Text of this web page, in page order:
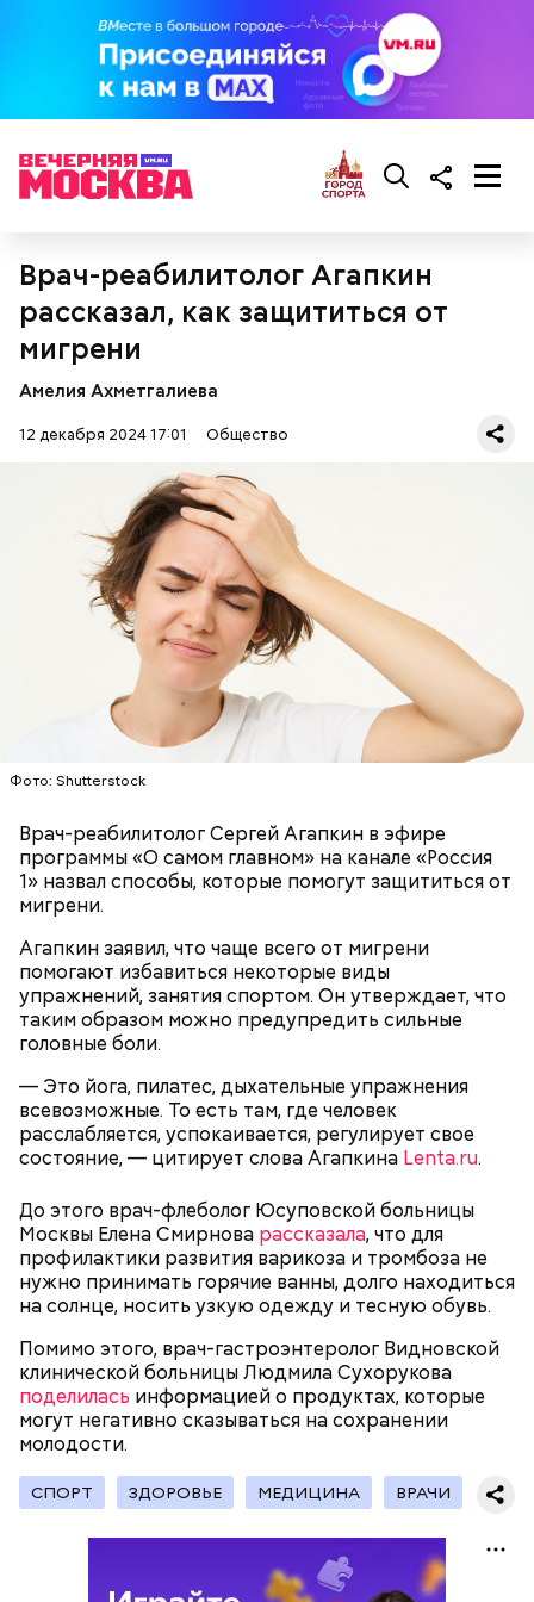
Врач-реабилитолог Агапкин
рассказал, как защититься от
мигрени
Амелия Ахметгалиева
12 декабря 2024 17:01 Общество
Фото: Shutterstock
Врач-реабилитолог Сергей Агапкин в эфире
программы «О самом главном» на канале «Россия
1» назвал способы, которые помогут защититься от
мигрени.
Агапкин заявил, что чаще всего от мигрени
помогают избавиться некоторые виды
упражнений, занятия спортом. Он утверждает, что
таким образом можно предупредить сильные
головные боли.
— Это йога, пилатес, дыхательные упражнения
всевозможные. То есть там, где человек
расслабляется, успокаивается, регулирует свое
состояние, — цитирует слова Агапкина Lenta.ru.
До этого врач-флеболог Юсуповской больницы
Москвы Елена Смирнова рассказала, что для
профилактики развития варикоза и тромбоза не
нужно принимать горячие ванны, долго находиться
на солнце, носить узкую одежду и тесную обувь.
Помимо этого, врач-гастроэнтеролог Видновской
клинической больницы Людмила Сухорукова
поделилась информацией о продуктах, которые
могут негативно сказываться на сохранении
молодости.
СПОРТ ЗДОРОВЬЕ МЕДИЦИНА ВРАЧИ
— Кабачки, порезанные кубиками, нужно легко
обжарить на сковороде. К ним добавляются зелень
петрушки, чеснок, соль и оливковое масло.
Получается очень вкусно, — поделился рецептом
Копылов.
Спагетти из кабачков
с сахарным диабетом;
лишним весом.
— В дыне содержится много сахара, который
представлен фруктозой. С одной стороны — это
помнить, что сладкими дынями не нужно сильно
увлекаться, так же как и арбузами, людям с
сахарным диабетом и лишним весом, —
подчеркнула доктор.
Терапевт Кондрахин назвал
продукты и напитки, которые
выводят токсины из организма
Ранние плоды, по словам врача, лучше не есть:
беременным, кормящим женщинам;
людям с ослабленной иммунной системой;
Чистит сосуды и защищает от
рака: чем полезен кресс-салат